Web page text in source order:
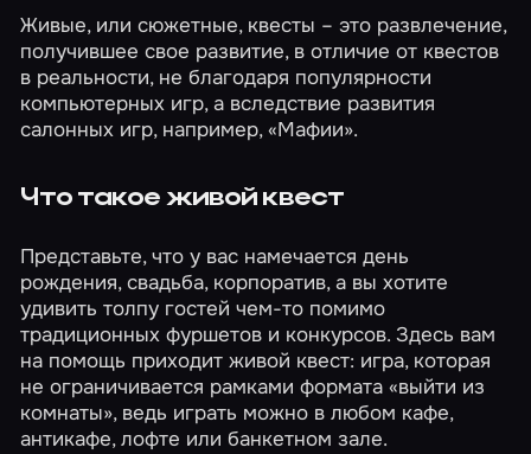
Живые, или сюжетные, квесты – это развлечение,
получившее свое развитие, в отличие от квестов
в реальности, не благодаря популярности
компьютерных игр, а вследствие развития
салонных игр, например, «Мафии».
Что такое живой квест
Представьте, что у вас намечается день
рождения, свадьба, корпоратив, а вы хотите
удивить толпу гостей чем-то помимо
традиционных фуршетов и конкурсов. Здесь вам
на помощь приходит живой квест: игра, которая
не ограничивается рамками формата «выйти из
комнаты», ведь играть можно в любом кафе,
антикафе, лофте или банкетном зале.